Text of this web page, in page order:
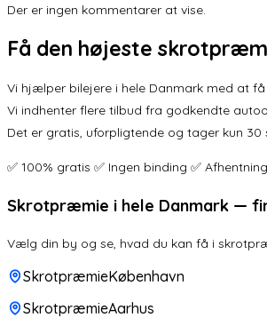
Der er ingen kommentarer at vise.
Få den højeste
Vi hjælper bilejere i hele Danmark med at
Vi indhenter flere tilbud fra godkendte
Det er gratis, uforpligtende og tager kun 30
✅ 100% gratis ✅ Ingen binding ✅
Skrotpræmie i hele Danmark —
Vælg din by og se, hvad du kan få i
SkrotpræmieKøbenhavn
SkrotpræmieAarhus